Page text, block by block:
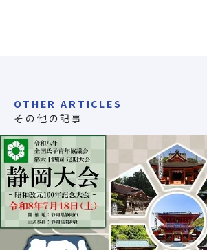
OTHER ARTICLES
その他の記事